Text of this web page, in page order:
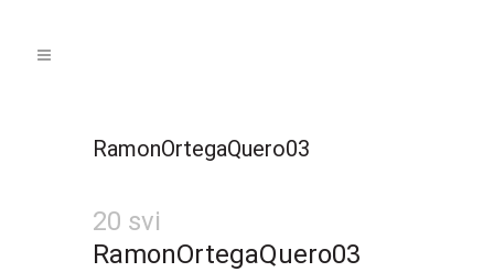
RamonOrtegaQuero03
20 svi
RamonOrtegaQuero03